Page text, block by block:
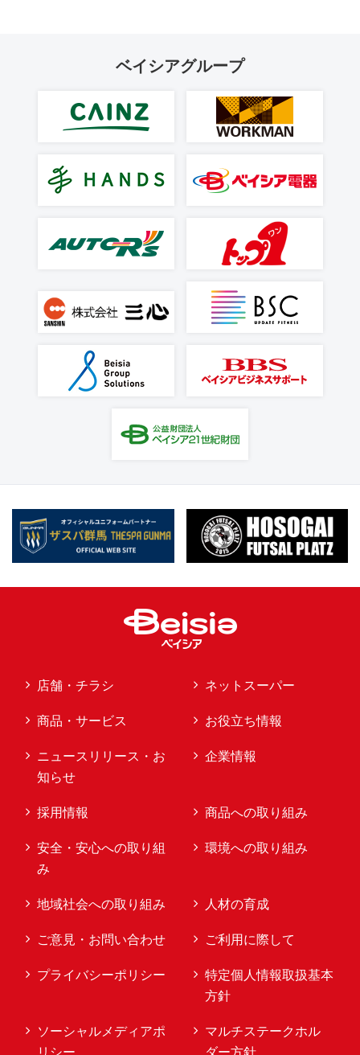
ベイシアグループ
店舗・チラシ ネットスーパー
商品・サービス お役立ち情報
ニュースリリース・お
知らせ
企業情報
採用情報 商品への取り組み
安全・安心への取り組
み
環境への取り組み
地域社会への取り組み 人材の育成
ご意見・お問い合わせ ご利用に際して
プライバシーポリシー
特定個人情報取扱基本
方針
ソーシャルメディアポ
リシー
マルチステークホル
ダー方針